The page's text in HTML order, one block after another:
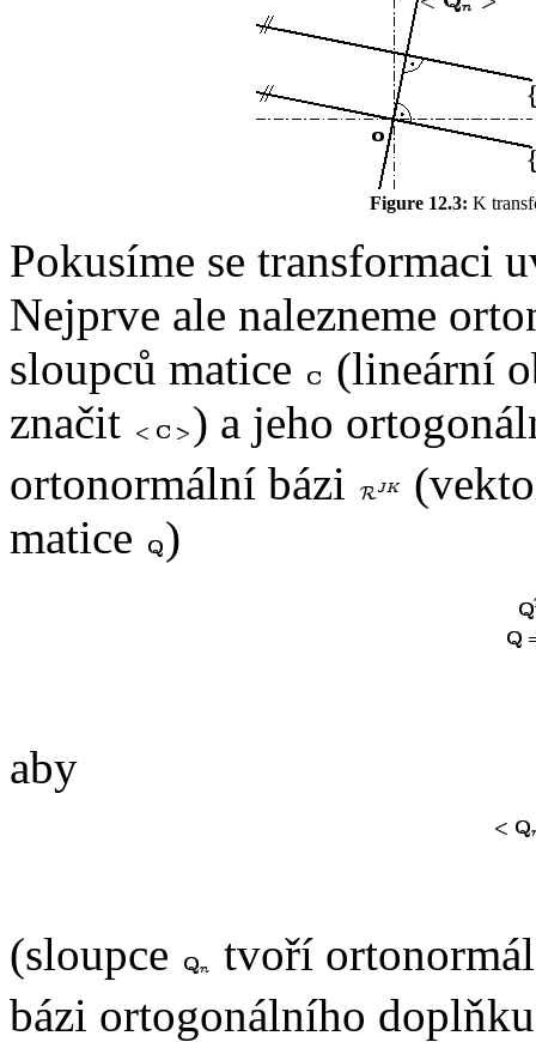
Figure 12.3: K
Pokusíme se transformaci
Nejprve ale nalezneme
sloupců matice
(lineární
značit
) a jeho
ortonormální bázi
matice
)
aby
(sloupce
tvoří
bázi ortogonálního